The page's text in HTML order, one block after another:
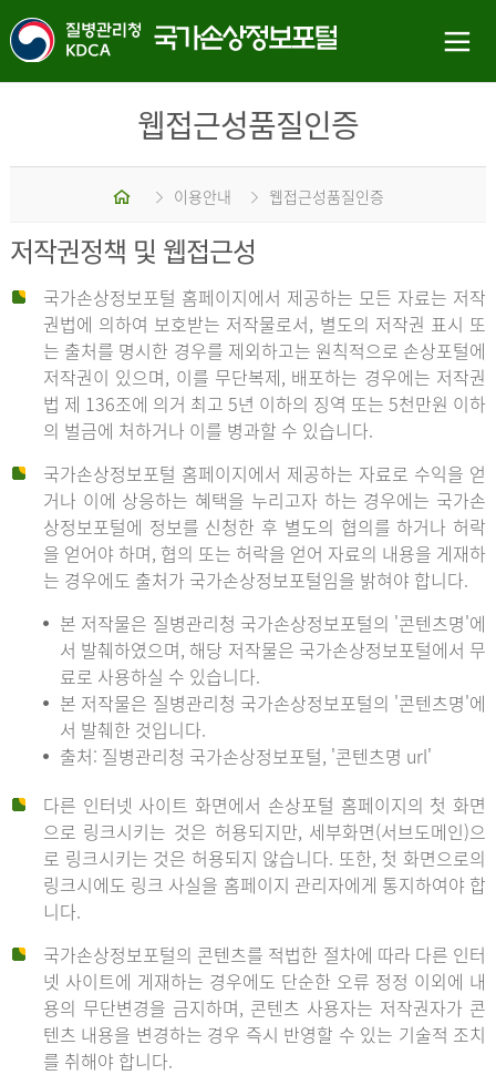
웹접근성품질인증
홈 이용안내 웹접근성품질인증
저작권정책 및 웹접근성
국가손상정보포털 홈페이지에서 제공하는 모든 자료는 저작
권법에 의하여 보호받는 저작물로서, 별도의 저작권 표시 또
는 출처를 명시한 경우를 제외하고는 원칙적으로 손상포털에
저작권이 있으며, 이를 무단복제, 배포하는 경우에는 저작권
법 제 136조에 의거 최고 5년 이하의 징역 또는 5천만원 이하
의 벌금에 처하거나 이를 병과할 수 있습니다.
국가손상정보포털 홈페이지에서 제공하는 자료로 수익을 얻
거나 이에 상응하는 혜택을 누리고자 하는 경우에는 국가손
상정보포털에 정보를 신청한 후 별도의 협의를 하거나 허락
을 얻어야 하며, 협의 또는 허락을 얻어 자료의 내용을 게재하
는 경우에도 출처가 국가손상정보포털임을 밝혀야 합니다.
본 저작물은 질병관리청 국가손상정보포털의 '콘텐츠명'에
서 발췌하였으며, 해당 저작물은 국가손상정보포털에서 무
료로 사용하실 수 있습니다.
본 저작물은 질병관리청 국가손상정보포털의 '콘텐츠명'에
서 발췌한 것입니다.
출처: 질병관리청 국가손상정보포털, '콘텐츠명 url'
다른 인터넷 사이트 화면에서 손상포털 홈페이지의 첫 화면
으로 링크시키는 것은 허용되지만, 세부화면(서브도메인)으
로 링크시키는 것은 허용되지 않습니다. 또한, 첫 화면으로의
링크시에도 링크 사실을 홈페이지 관리자에게 통지하여야 합
니다.
국가손상정보포털의 콘텐츠를 적법한 절차에 따라 다른 인터
넷 사이트에 게재하는 경우에도 단순한 오류 정정 이외에 내
용의 무단변경을 금지하며, 콘텐츠 사용자는 저작권자가 콘
텐츠 내용을 변경하는 경우 즉시 반영할 수 있는 기술적 조치
를 취해야 합니다.